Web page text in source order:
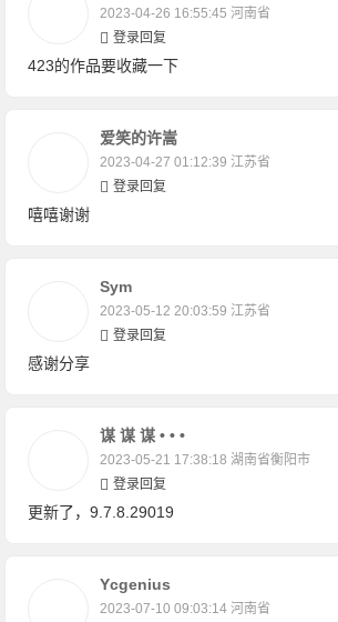
2023-04-26 16:55:45 河南省
登录回复
423的作品要收藏一下
爱笑的许嵩
2023-04-27 01:12:39 江苏省
登录回复
嘻嘻谢谢
Sym
2023-05-12 20:03:59 江苏省
登录回复
感谢分享
谋 谋 谋 • • •
2023-05-21 17:38:18 湖南省衡阳市
登录回复
更新了，9.7.8.29019
Ycgenius
2023-07-10 09:03:14 河南省